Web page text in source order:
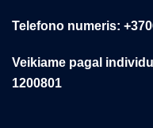
Telefono numeris:
Veikiame pagal
1200801